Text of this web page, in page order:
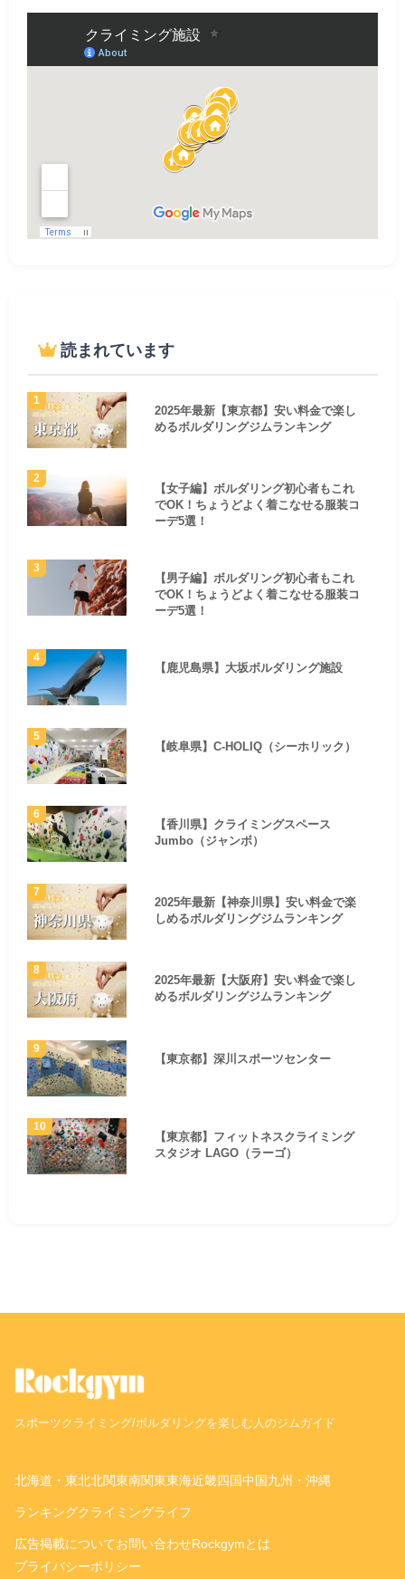
読まれています
2025年最新【東京都】安い料金で楽し
めるボルダリングジムランキング
【女子編】ボルダリング初心者もこれ
でOK！ちょうどよく着こなせる服装コ
ーデ5選！
【男子編】ボルダリング初心者もこれ
でOK！ちょうどよく着こなせる服装コ
ーデ5選！
【鹿児島県】大坂ボルダリング施設
【岐阜県】C-HOLIQ（シーホリック）
【香川県】クライミングスペース
Jumbo（ジャンボ）
2025年最新【神奈川県】安い料金で楽
しめるボルダリングジムランキング
2025年最新【大阪府】安い料金で楽し
めるボルダリングジムランキング
【東京都】深川スポーツセンター
【東京都】フィットネスクライミング
スタジオ LAGO（ラーゴ）
スポーツクライミング/ボルダリングを楽しむ人のジムガイド
北海道・東北北関東南関東東海近畿四国中国九州・沖縄
ランキングクライミングライフ
広告掲載についてお問い合わせRockgymとは
プライバシーポリシー